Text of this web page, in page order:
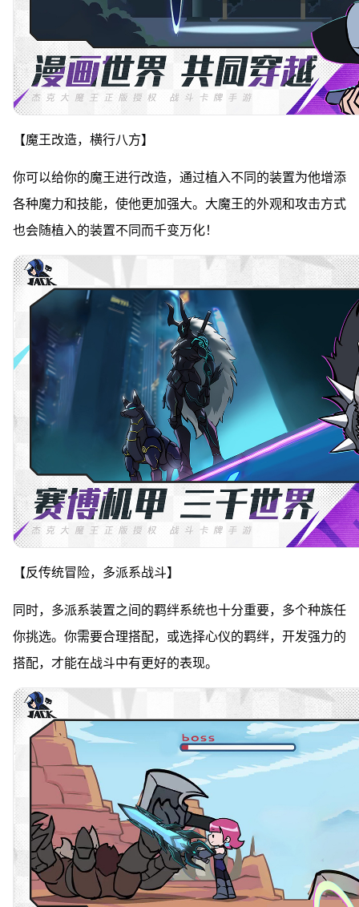
【魔王改造，横行八方】
你可以给你的魔王进行改造，通过植入不同的装置为他增添
各种魔力和技能，使他更加强大。大魔王的外观和攻击方式
也会随植入的装置不同而千变万化！
【反传统冒险，多派系战斗】
同时，多派系装置之间的羁绊系统也十分重要，多个种族任
你挑选。你需要合理搭配，或选择心仪的羁绊，开发强力的
搭配，才能在战斗中有更好的表现。